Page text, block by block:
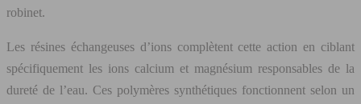
robinet.
Les résines échangeuses d’ions complètent cette action en ciblant
spécifiquement les ions calcium et magnésium responsables de la
dureté de l’eau. Ces polymères synthétiques fonctionnent selon un